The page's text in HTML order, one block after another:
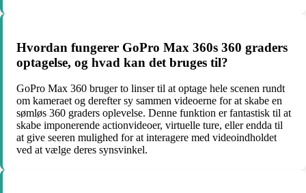
Hvordan fungerer GoPro Max 360s 360 graders
optagelse, og hvad kan det bruges til?
GoPro Max 360 bruger to linser til at optage hele scenen rundt
om kameraet og derefter sy sammen videoerne for at skabe en
sømløs 360 graders oplevelse. Denne funktion er fantastisk til at
skabe imponerende actionvideoer, virtuelle ture, eller endda til
at give seeren mulighed for at interagere med videoindholdet
ved at vælge deres synsvinkel.